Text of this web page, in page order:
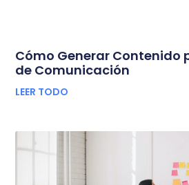
Cómo Generar Contenido
de Comunicación
LEER TODO